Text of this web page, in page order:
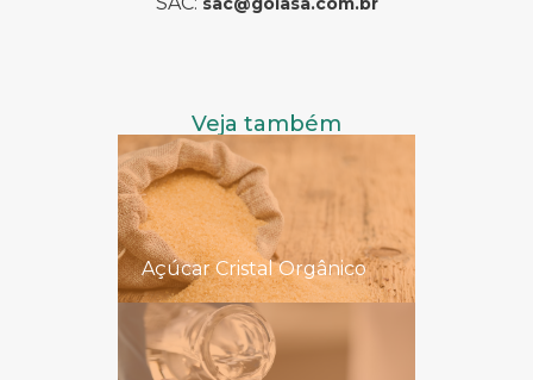
Veja também
Açúcar Cristal Orgânico